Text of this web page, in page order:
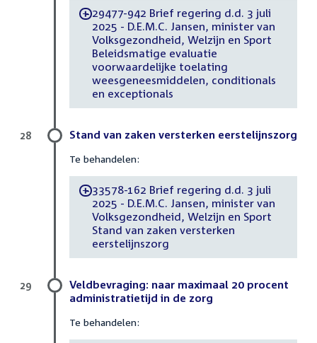
-29477-942 Brief regering d.d. 3 juli
2025 - D.E.M.C. Jansen, minister van
Volksgezondheid, Welzijn en Sport
Beleidsmatige evaluatie
voorwaardelijke toelating
weesgeneesmiddelen, conditionals
en exceptionals
Stand van zaken versterken eerstelijnszorg
Te behandelen:
-33578-162 Brief regering d.d. 3 juli
2025 - D.E.M.C. Jansen, minister van
Volksgezondheid, Welzijn en Sport
Stand van zaken versterken
eerstelijnszorg
28
Veldbevraging: naar maximaal 20 procent
administratietijd in de zorg
Te behandelen:
29